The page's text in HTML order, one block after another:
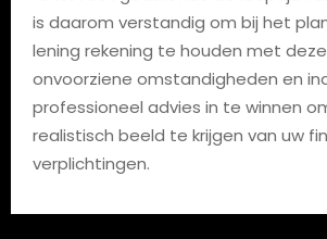
is daarom verstandig om bij het
lening rekening te houden met
onvoorziene omstandigheden en
professioneel advies in te winnen
realistisch beeld te krijgen van uw
verplichtingen.